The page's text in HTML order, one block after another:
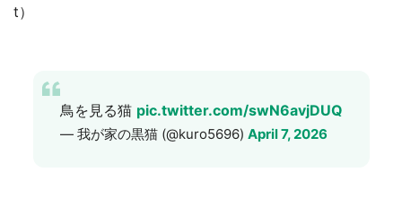
t）
鳥を見る猫 pic.twitter.com/swN6avjDUQ
— 我が家の黒猫 (@kuro5696) April 7, 2026